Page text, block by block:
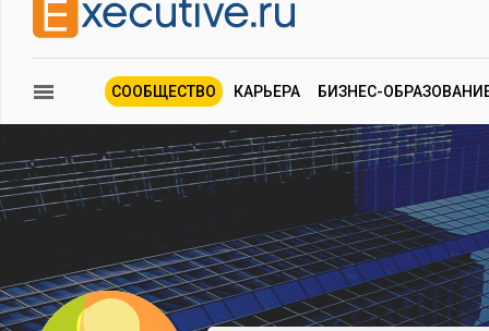
СООБЩЕСТВО КАРЬЕРА БИЗНЕС-